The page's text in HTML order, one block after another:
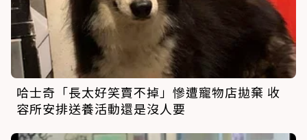
哈士奇「長太好笑賣不掉」慘遭寵物店拋棄 收
容所安排送養活動還是沒人要